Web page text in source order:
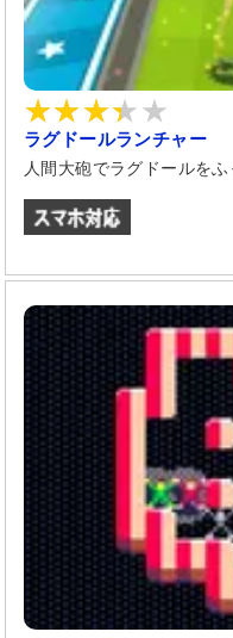
ラグドールランチャー
人間大砲でラグドールを